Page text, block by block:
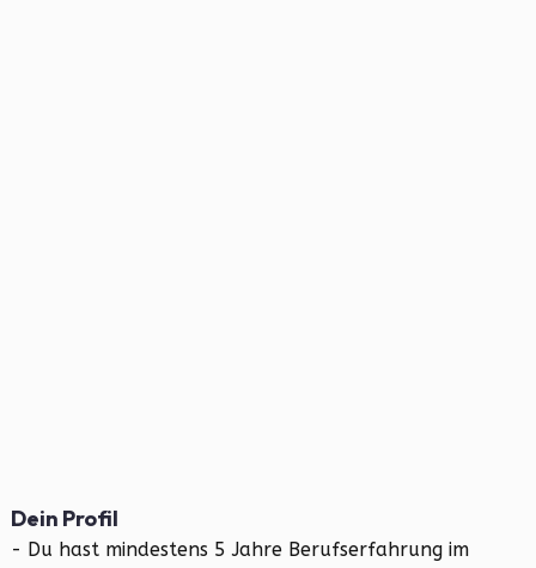
Dein Profil
- Du hast mindestens 5 Jahre Berufserfahrung im